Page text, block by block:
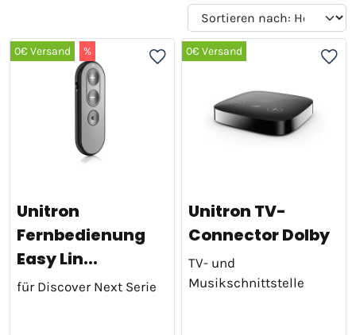
0€ Versand %
Unitron
Fernbedienung
Easy Lin...
für Discover Next Serie
0€ Versand
Unitron TV-
Connector Dolby
TV- und
Musikschnittstelle